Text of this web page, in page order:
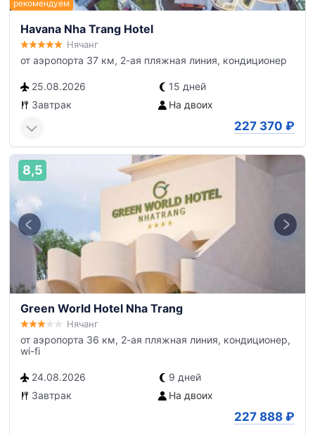
Havana Nha Trang Hotel
Нячанг
от аэропорта 37 км, 2-ая пляжная линия, кондиционер
25.08.2026
15 дней
Завтрак
На двоих
227 370 ₽
8,5
Green World Hotel Nha Trang
Нячанг
от аэропорта 36 км, 2-ая пляжная линия, кондиционер,
wi-fi
24.08.2026
9 дней
Завтрак
На двоих
227 888 ₽